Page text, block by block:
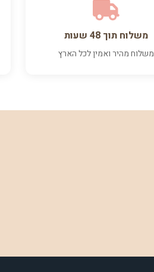
משלוח תוך 48 שעות
משלוח מהיר ואמין לכל הארץ